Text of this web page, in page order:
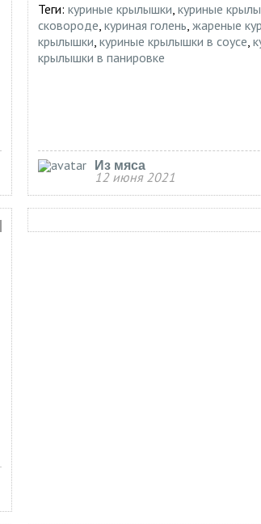
Теги: куриные крылышки, куриные
сковороде, куриная голень, жареные
крылышки, куриные крылышки в соусе,
крылышки в панировке
Из мяса
12 июня 2021